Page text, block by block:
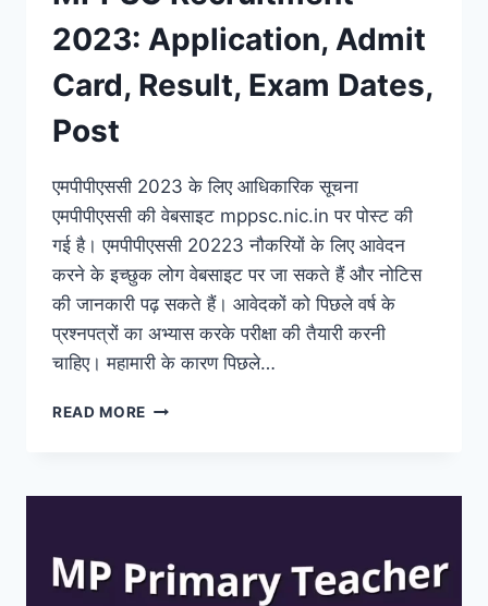
2023: Application, Admit
Card, Result, Exam Dates,
Post
एमपीपीएससी 2023 के लिए आधिकारिक सूचना
एमपीपीएससी की वेबसाइट mppsc.nic.in पर पोस्ट की
गई है। एमपीपीएससी 20223 नौकरियों के लिए आवेदन
करने के इच्छुक लोग वेबसाइट पर जा सकते हैं और नोटिस
की जानकारी पढ़ सकते हैं। आवेदकों को पिछले वर्ष के
प्रश्नपत्रों का अभ्यास करके परीक्षा की तैयारी करनी
चाहिए। महामारी के कारण पिछले…
READ MORE MPPSC
ADMIT
EXAM
DATES,